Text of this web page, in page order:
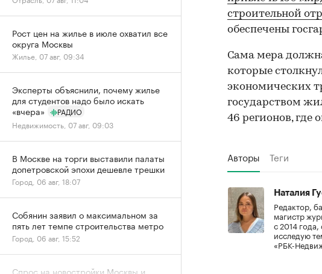
строительной
обеспечены
Сама мера
которые
экономических
государством
46 регионов, где
Авторы Теги
Наталия
Редактор,
магистр
с 2014
исследую
«РБК-
Рост цен на жилье в июле охватил все
округа Москвы
Жилье, 07 авг, 09:34
Эксперты объяснили, почему жилье
для студентов надо было искать
«вчера»
РАДИО
Недвижимость, 07 авг, 09:03
В Москве на торги выставили палаты
допетровской эпохи дешевле трешки
Город, 06 авг, 18:07
Собянин заявил о максимальном за
пять лет темпе строительства метро
Город, 06 авг, 15:52
Спрос на новостройки Москвы и